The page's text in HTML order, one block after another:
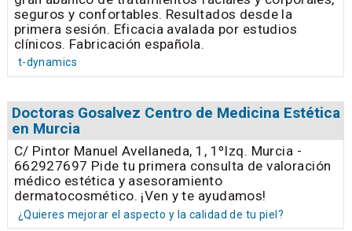
seguros y confortables. Resultados desde la
primera sesión. Eficacia avalada por estudios
clínicos. Fabricación española.
t-dynamics
Doctoras Gosalvez Centro de Medicina Estética
en Murcia
C/ Pintor Manuel Avellaneda, 1, 1ºIzq. Murcia -
662927697 Pide tu primera consulta de valoración
médico estética y asesoramiento
dermatocosmético. ¡Ven y te ayudamos!
¿Quieres mejorar el aspecto y la calidad de tu piel?